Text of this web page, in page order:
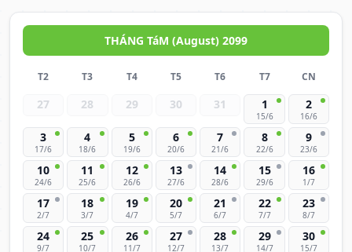
THÁNG TáM (August) 2099
T2 T3 T4 T5 T6 T7 CN
27 28 29 30 31 1
15/6
2
16/6
3
17/6
4
18/6
5
19/6
6
20/6
7
21/6
8
22/6
9
23/6
10
24/6
11
25/6
12
26/6
13
27/6
14
28/6
15
29/6
16
1/7
17
2/7
18
3/7
19
4/7
20
5/7
21
6/7
22
7/7
23
8/7
24
9/7
25
10/7
26
11/7
27
12/7
28
13/7
29
14/7
30
15/7